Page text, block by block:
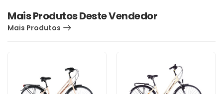
Mais Produtos Deste Vendedor
Mais Produtos